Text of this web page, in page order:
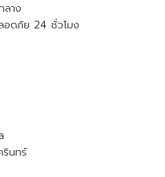
าง
อดภัย 24 ชั่วโมง
รินทร์